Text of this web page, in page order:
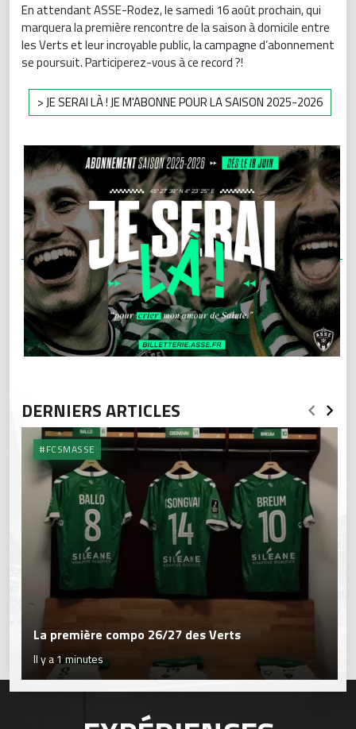
En attendant ASSE-Rodez, le samedi 16 août prochain, qui
marquera la première rencontre de la saison à domicile entre
les Verts et leur incroyable public, la campagne d’abonnement
se poursuit. Participerez-vous à ce record ?!
> JE SERAI LÀ ! JE M'ABONNE POUR LA SAISON 2025-2026
DERNIERS ARTICLES
#FCSMASSE
La première compo 26/27 des Verts
Il y a 1 minutes